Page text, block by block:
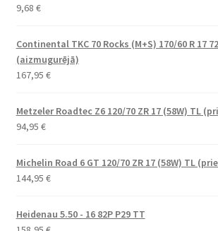
9,68 €
Continental TKC 70 Rocks (M+S) 170/60 R 17
(aizmugurējā)
167,95 €
Metzeler Roadtec Z6 120/70 ZR 17 (58W) TL
94,95 €
Michelin Road 6 GT 120/70 ZR 17 (58W) TL
144,95 €
Heidenau 5.50 - 16 82P P29 TT